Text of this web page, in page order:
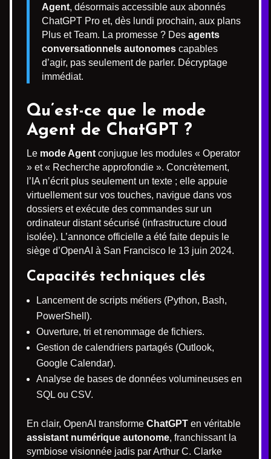
Agent, désormais accessible aux abonnés
ChatGPT Pro et, dès lundi prochain, aux plans
Plus et Team. La promesse ? Des agents
conversationnels autonomes capables
d’agir, pas seulement de parler. Décryptage
immédiat.
Qu’est-ce que le mode
Agent de ChatGPT ?
Le mode Agent conjugue les modules « Operator
» et « Recherche approfondie ». Concrètement,
l’IA n’écrit plus seulement un texte ; elle appuie
virtuellement sur vos touches, navigue dans vos
dossiers et exécute des commandes sur un
ordinateur distant sécurisé (infrastructure cloud
isolée). L’annonce officielle a été faite depuis le
siège d’OpenAI à San Francisco le 13 juin 2024.
Capacités techniques clés
Lancement de scripts métiers (Python, Bash,
PowerShell).
Ouverture, tri et renommage de fichiers.
Gestion de calendriers partagés (Outlook,
Google Calendar).
Analyse de bases de données volumineuses en
SQL ou CSV.
En clair, OpenAI transforme ChatGPT en véritable
assistant numérique autonome, franchissant la
symbiose visionnée jadis par Arthur C. Clarke